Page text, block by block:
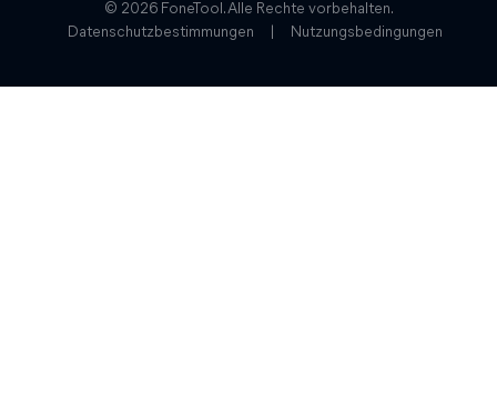
© 2026 FoneTool. Alle Rechte vorbehalten.
Datenschutzbestimmungen
Nutzungsbedingungen